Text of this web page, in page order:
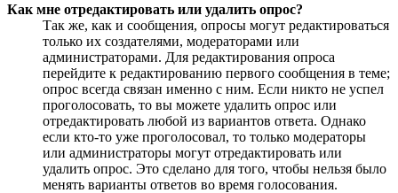
Как мне отредактировать или удалить опрос?
Так же, как и сообщения, опросы могут редактироваться
только их создателями, модераторами или
администраторами. Для редактирования опроса
перейдите к редактированию первого сообщения в теме;
опрос всегда связан именно с ним. Если никто не успел
проголосовать, то вы можете удалить опрос или
отредактировать любой из вариантов ответа. Однако
если кто-то уже проголосовал, то только модераторы
или администраторы могут отредактировать или
удалить опрос. Это сделано для того, чтобы нельзя было
менять варианты ответов во время голосования.